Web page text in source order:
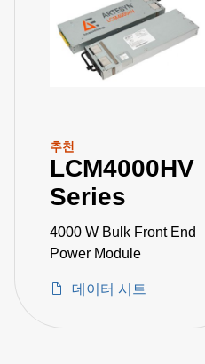
추천
LCM4000HV
Series
4000 W Bulk Front End
Power Module
데이터 시트